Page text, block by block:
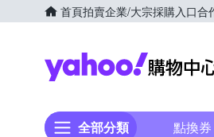
首頁拍賣企業/大宗採購入口合
全部分類 點換券